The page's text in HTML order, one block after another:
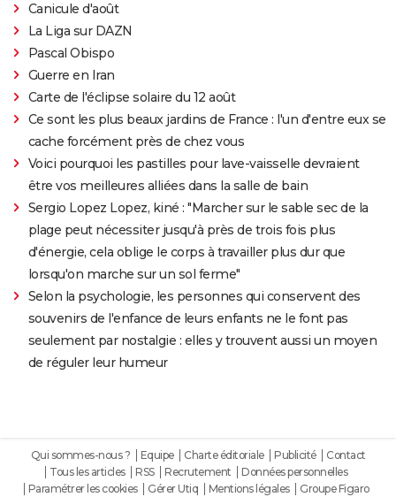
Canicule d'août
La Liga sur DAZN
Pascal Obispo
Guerre en Iran
Carte de l'éclipse solaire du 12 août
Ce sont les plus beaux jardins de France : l'un d'entre eux se
cache forcément près de chez vous
Voici pourquoi les pastilles pour lave-vaisselle devraient
être vos meilleures alliées dans la salle de bain
Sergio Lopez Lopez, kiné : "Marcher sur le sable sec de la
plage peut nécessiter jusqu'à près de trois fois plus
d'énergie, cela oblige le corps à travailler plus dur que
lorsqu'on marche sur un sol ferme"
Selon la psychologie, les personnes qui conservent des
souvenirs de l'enfance de leurs enfants ne le font pas
seulement par nostalgie : elles y trouvent aussi un moyen
de réguler leur humeur
Qui sommes-nous ? Equipe Charte éditoriale Publicité
Contact
Tous les articles
RSS Recrutement
Données personnelles
Paramétrer les cookies
Gérer Utiq Mentions légales Groupe Figaro